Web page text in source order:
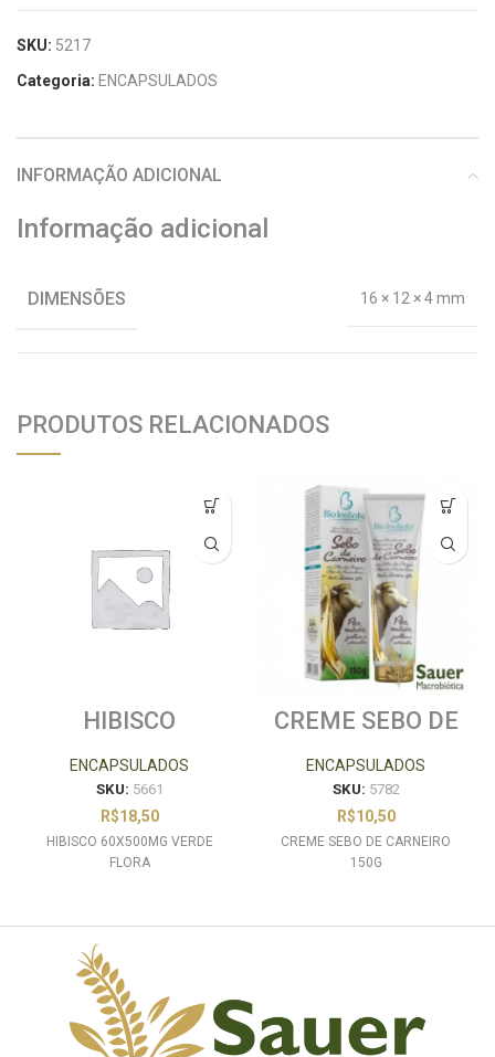
SKU: 5217
Categoria: ENCAPSULADOS
INFORMAÇÃO ADICIONAL
Informação adicional
DIMENSÕES 16 × 12 × 4 mm
PRODUTOS RELACIONADOS
HIBISCO
VERDE FLORA
ENCAPSULADOS
SKU: 5661
R$18,50
HIBISCO 60X500MG VERDE
FLORA
CREME SEBO DE
ENCAPSULADOS
SKU: 5782
R$10,50
CREME SEBO DE CARNEIRO
150G